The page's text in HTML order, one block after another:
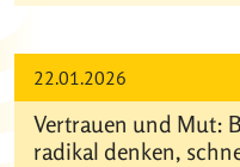
22.01.2026
Vertrauen und Mut:
radikal denken,